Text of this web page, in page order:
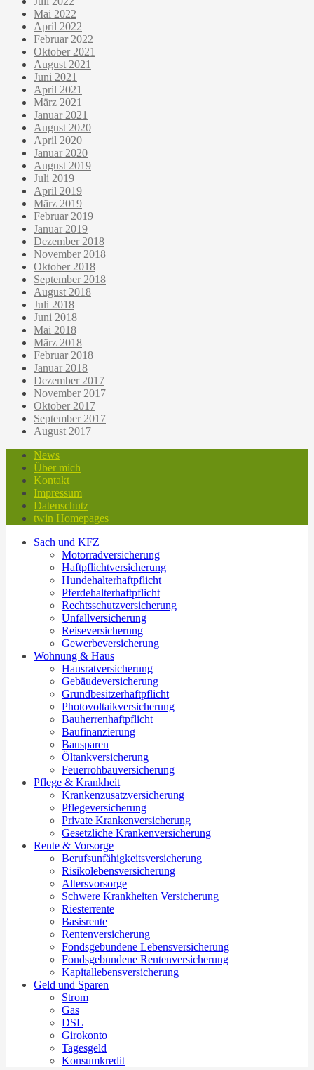
Mai 2022
April 2022
Februar 2022
Oktober 2021
August 2021
Juni 2021
April 2021
März 2021
Januar 2021
August 2020
April 2020
Januar 2020
August 2019
Juli 2019
April 2019
März 2019
Februar 2019
Januar 2019
Dezember 2018
November 2018
Oktober 2018
September 2018
August 2018
Juli 2018
Juni 2018
Mai 2018
März 2018
Februar 2018
Januar 2018
Dezember 2017
November 2017
Oktober 2017
September 2017
August 2017
News
Über mich
Kontakt
Impressum
Datenschutz
twin Homepages
Sach und KFZ
Motorradversicherung
Haftpflichtversicherung
Hundehalterhaftpflicht
Pferdehalterhaftpflicht
Rechtsschutzversicherung
Unfallversicherung
Reiseversicherung
Gewerbeversicherung
Wohnung & Haus
Hausratversicherung
Gebäudeversicherung
Grundbesitzerhaftpflicht
Photovoltaikversicherung
Bauherrenhaftpflicht
Baufinanzierung
Bausparen
Öltankversicherung
Feuerrohbauversicherung
Pflege & Krankheit
Krankenzusatzversicherung
Pflegeversicherung
Private Krankenversicherung
Gesetzliche Krankenversicherung
Rente & Vorsorge
Berufs­unfähigkeitsversicherung
Risikolebensversicherung
Altersvorsorge
Schwere Krankheiten Versicherung
Riesterrente
Basisrente
Rentenversicherung
Fondsgebundene Lebensversicherung
Fondsgebundene Rentenversicherung
Kapitallebensversicherung
Geld und Sparen
Strom
Gas
DSL
Girokonto
Tagesgeld
Konsumkredit